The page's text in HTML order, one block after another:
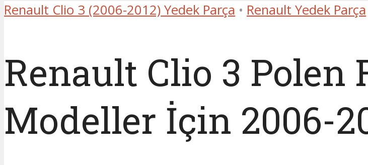
Renault Clio 3 (2006-2012) Yedek Parça • Renault Yedek Parça
Renault Clio 3
Modeller İçin 2006-